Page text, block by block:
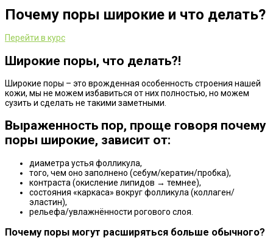
Почему поры широкие и что делать?
Перейти в курс
Широкие поры, что делать?!
Широкие поры – это врожденная особенность строения нашей
кожи, мы не можем избавиться от них полностью, но можем
сузить и сделать не такими заметными.
Выраженность пор, проще говоря почему
поры широкие, зависит от:
диаметра устья фолликула,
того, чем оно заполнено (себум/кератин/пробка),
контраста (окисление липидов → темнее),
состояния «каркаса» вокруг фолликула (коллаген/
эластин),
рельефа/увлажнённости рогового слоя.
Почему поры могут расширяться больше обычного?